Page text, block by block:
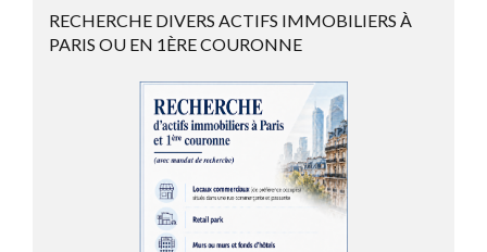
RECHERCHE DIVERS ACTIFS IMMOBILIERS À
PARIS OU EN 1ÈRE COURONNE